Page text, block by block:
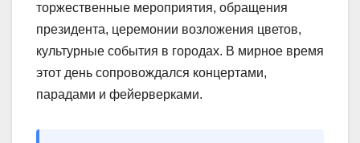
торжественные мероприятия, обращения
президента, церемонии возложения цветов,
культурные события в городах. В мирное время
этот день сопровождался концертами,
парадами и фейерверками.